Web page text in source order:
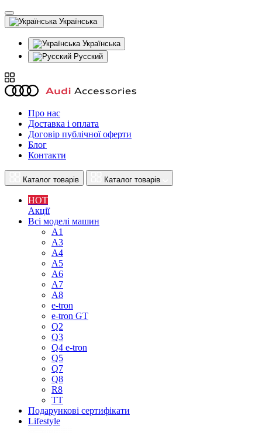
Українська
Українська
Русский
Про нас
Доставка і оплата
Договір публічної оферти
Блог
Контакти
Каталог товарів Каталог товарів
HOT
Акції
Всі моделі машин
A1
A3
A4
A5
A6
A7
A8
e-tron
e-tron GT
Q2
Q3
Q4 e-tron
Q5
Q7
Q8
R8
TT
Подарункові сертифікати
Lifestyle